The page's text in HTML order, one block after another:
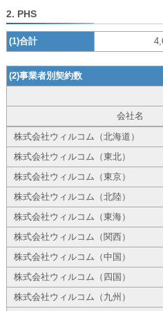
2. PHS
(1)合計
(2)事業者別契約数
会社名
株式会社ウィルコム（北海道）
株式会社ウィルコム（東北）
株式会社ウィルコム（東京）
株式会社ウィルコム（北陸）
株式会社ウィルコム（東海）
株式会社ウィルコム（関西）
株式会社ウィルコム（中国）
株式会社ウィルコム（四国）
株式会社ウィルコム（九州）